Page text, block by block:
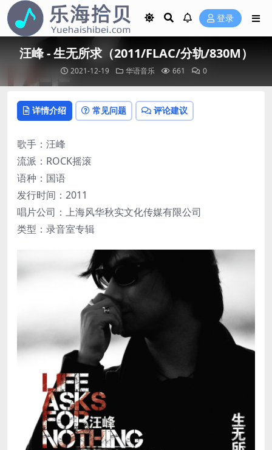
登录
汪峰 - 生无所求（2011/FLAC/分轨/830M）
2021-12-19 华语音乐 661 0
详情介绍 常见问题 评论建议
歌手：汪峰
流派：ROCK摇滚
语种：国语
发行时间：2011
唱片公司：上海风华秋实文化传媒有限公司
类型：录音室专辑